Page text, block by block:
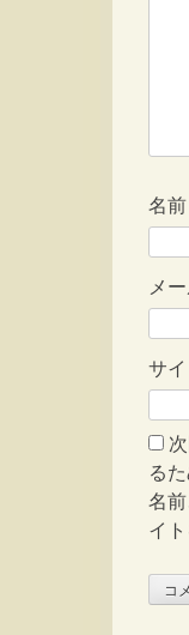
名前
メ
サイ
る
名
イト